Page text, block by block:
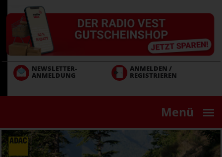
zum
Inhalt
NEWSLETTER-
ANMELDUNG
ANMELDEN /
REGISTRIEREN
Menü